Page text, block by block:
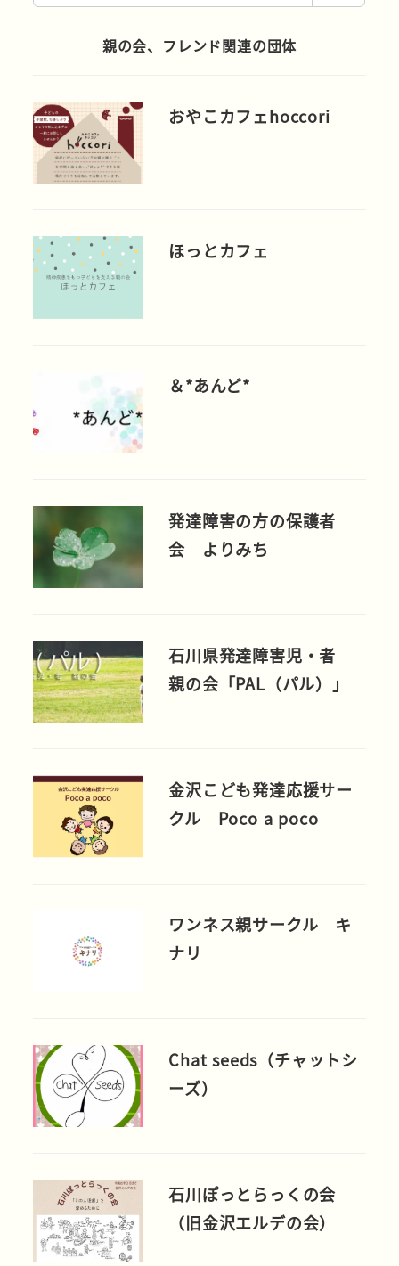
索
親の会、フレンド関連の団体
おやこカフェhoccori
ほっとカフェ
＆*あんど*
発達障害の方の保護者
会 よりみち
石川県発達障害児・者
親の会「PAL（パル）」
金沢こども発達応援サー
クル Poco a poco
ワンネス親サークル キ
ナリ
Chat seeds（チャットシ
ーズ）
石川ぽっとらっくの会
（旧金沢エルデの会）